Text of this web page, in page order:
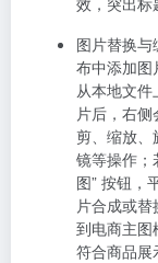
图片替换与
布中添加图
从本地文
片后，右
剪、缩放、
镜等操作；
图” 按钮，
片合成或
到电商主图
符合商品展